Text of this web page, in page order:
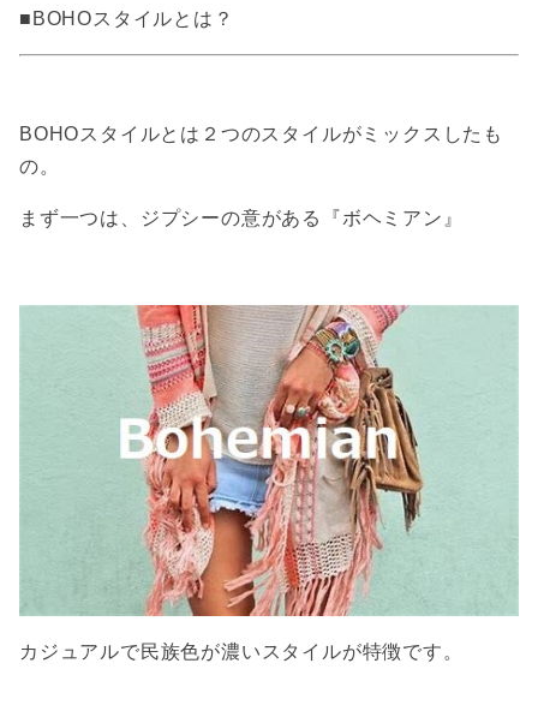
■BOHOスタイルとは？
BOHOスタイルとは２つのスタイルがミックスしたも
の。
まず一つは、ジプシーの意がある『ボヘミアン』
カジュアルで民族色が濃いスタイルが特徴です。